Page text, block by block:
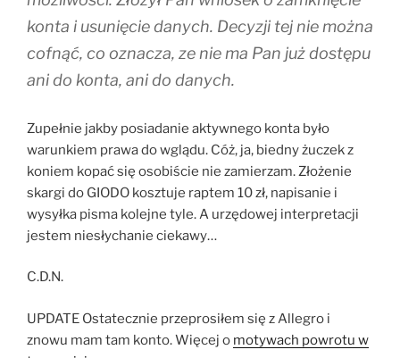
konta i usunięcie danych. Decyzji tej nie można
cofnąć, co oznacza, ze nie ma Pan już dostępu
ani do konta, ani do danych.
Zupełnie jakby posiadanie aktywnego konta było
warunkiem prawa do wglądu. Cóż, ja, biedny żuczek z
koniem kopać się osobiście nie zamierzam. Złożenie
skargi do GIODO kosztuje raptem 10 zł, napisanie i
wysyłka pisma kolejne tyle. A urzędowej interpretacji
jestem niesłychanie ciekawy…
C.D.N.
UPDATE Ostatecznie przeprosiłem się z Allegro i
znowu mam tam konto. Więcej o motywach powrotu w